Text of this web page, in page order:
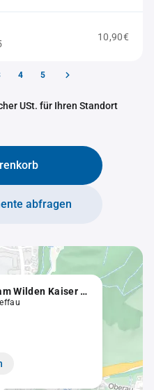
10,90€
4 5
USt. für Ihren Standort
abfragen
Bergbahn Scheffau am Wilden Kaiser Gesellschaft m.b.H. & Co. KG.